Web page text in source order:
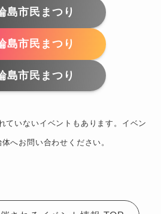
島市民まつり
島市民まつり
島市民まつり
ていないイベントもあります。イベン
へお問い合わせください。